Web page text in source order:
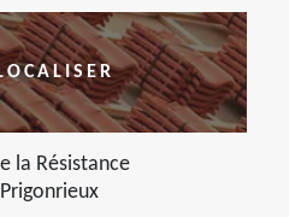
la Résistance